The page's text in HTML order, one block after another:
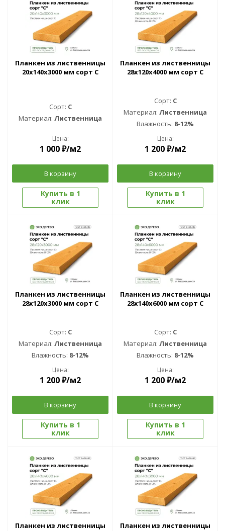
Планкен из лиственницы
20x140x3000 мм сорт C
Сорт: C
Материал: Лиственница
Цена:
1 000₽/м2
В корзину
Купить в 1
клик
Планкен из лиственницы
28x120x4000 мм сорт С
Сорт: C
Материал: Лиственница
Влажность: 8-12%
Цена:
1 200₽/м2
В корзину
Купить в 1
клик
Планкен из лиственницы
28x120x3000 мм сорт С
Сорт: C
Материал: Лиственница
Влажность: 8-12%
Цена:
1 200₽/м2
В корзину
Купить в 1
клик
Планкен из лиственницы
28x140x6000 мм сорт С
Сорт: C
Материал: Лиственница
Влажность: 8-12%
Цена:
1 200₽/м2
В корзину
Купить в 1
клик
Планкен из лиственницы
Планкен из лиственницы